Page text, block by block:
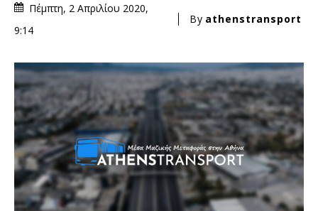
Πέμπτη, 2 Απριλίου 2020,
9:14
By athenstransport